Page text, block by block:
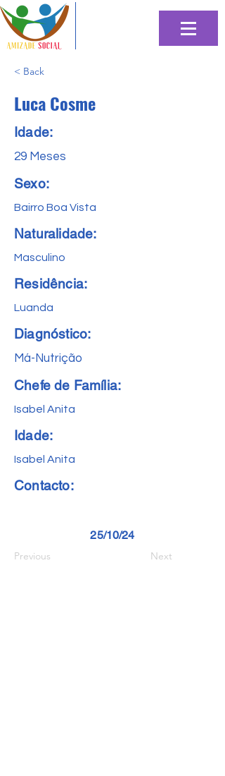
< Back
Luca Cosme
Idade:
29 Meses
Sexo:
Bairro Boa Vista
Naturalidade:
Masculino
Residência:
Luanda
Diagnóstico:
Má-Nutrição
Chefe de Família:
Isabel Anita
Idade:
Isabel Anita
Contacto:
25/10/24
Previous Next